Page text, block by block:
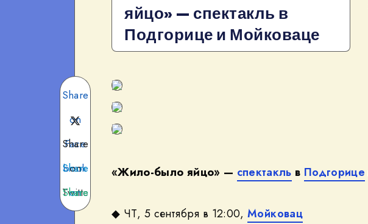
яйцо» — спектакль в
Подгорице и Мойковаце
Share
on
Face
book
Share
on
Twitte
Share
on
Share
«Жило-было яйцо» — спектакль в Подгорице
◆ ЧТ, 5 сентября в 12:00,Мойковац